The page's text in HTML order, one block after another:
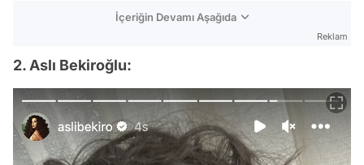
İçeriğin Devamı Aşağıda
Reklam
2. Aslı Bekiroğlu: